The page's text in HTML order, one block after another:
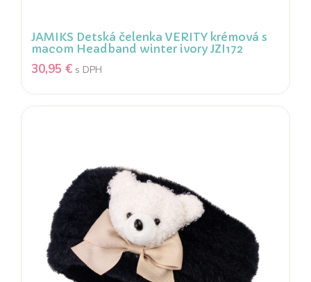
JAMIKS Detská čelenka VERITY krémová s
macom Headband winter ivory JZI172
30,95 € s DPH